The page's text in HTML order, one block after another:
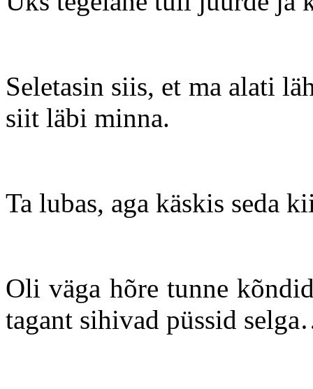
Seletasin siis, et ma alati
siit läbi minna.
Ta lubas, aga käskis seda
Oli väga hõre tunne
tagant sihivad püssid